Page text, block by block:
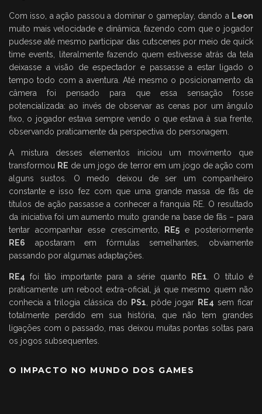
Com isso, a ação passou a dominar o gameplay, dando a Leon
muito mais velocidade e dinâmica, fazendo com que o jogador
pudesse até mesmo participar das cutscenes por meio de quick
time events, literalmente fazendo quem estivesse atrás da tela
deixasse a visão de espectador e passasse a estar ligado o
tempo todo com a aventura. Até mesmo o posicionamento da
câmera foi pensado para que essa sensação fosse
potencializada: ao invés de observar as cenas por um ângulo
fixo, o jogador estava sempre vendo o que estava à sua frente,
observando praticamente da perspectiva do personagem.
A mistura desses elementos iniciou um movimento que
transformou RE de um jogo de terror em um jogo de ação com
alguns sustos. O medo deixou de ser um companheiro
constante e isso fez com que uma grande massa de fãs de
títulos de ação passasse a conhecer a franquia RE. O resultado
da iniciativa foi um aumento muito grande na base de fãs – para
tentar acompanhar esse crescimento, RE5 e posteriormente
RE6 apostaram em fórmulas semelhantes, obviamente
passando por algumas adaptações.
RE4 foi tão importante para a série quanto RE1 . O título é
praticamente um reboot extra-oficial, já que mesmo quem não
conhecia a trilogia clássica do PS1 , pôde jogar RE4 sem ficar
totalmente perdido em sua história, que não tem grandes
ligações com o passado, mas deixou muitas pontas soltas para
os jogos subsequentes.
O IMPACTO NO MUNDO DOS GAMES